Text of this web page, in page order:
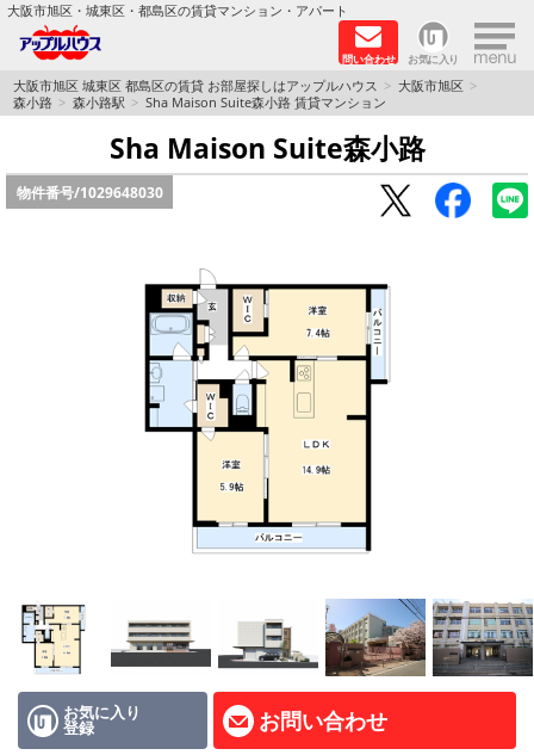
大阪市旭区・城東区・都島区の賃貸マンション・アパート
問い合わせ お気に入り ×
TOPページ
シャーメゾン
路線·駅から探す
店舗情報·アクセス
会社概要
大阪市旭区 城東区 都島区の賃貸 お部屋探しはアップルハウス
大阪市旭区
森小路
森小路駅 Sha Maison Suite森小路 賃貸マンション
Sha Maison Suite森小路
物件番号/1029648030
お気に入り
登録 お問い合わせ